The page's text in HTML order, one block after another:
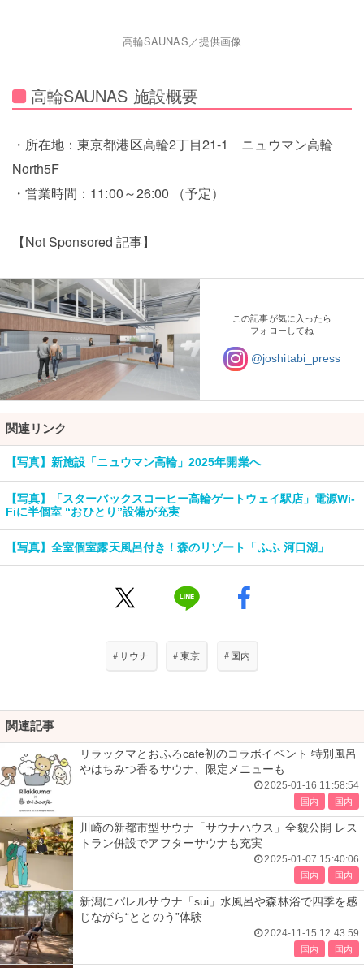
高輪SAUNAS／提供画像
高輪SAUNAS 施設概要
・所在地：東京都港区高輪2丁目21-1 ニュウマン高輪
North5F
・営業時間：11:00～26:00 （予定）
【Not Sponsored 記事】
この記事が気に入ったら
フォローしてね
@joshitabi_press
関連リンク
【写真】新施設「ニュウマン高輪」2025年開業へ
【写真】「スターバックスコーヒー高輪ゲートウェイ駅店」電源Wi-
Fiに半個室 “おひとり”設備が充実
【写真】全室個室露天風呂付き！森のリゾート「ふふ 河口湖」
#サウナ # 東京 # 国内
関連記事
リラックマとおふろcafe初のコラボイベント 特別風呂
やはちみつ香るサウナ、限定メニューも
2025-01-16 11:58:54
国内 国内
川崎の新都市型サウナ「サウナハウス」全貌公開 レス
トラン併設でアフターサウナも充実
2025-01-07 15:40:06
国内 国内
新潟にバレルサウナ「sui」水風呂や森林浴で四季を感
じながら“ととのう”体験
2024-11-15 12:43:59
国内 国内